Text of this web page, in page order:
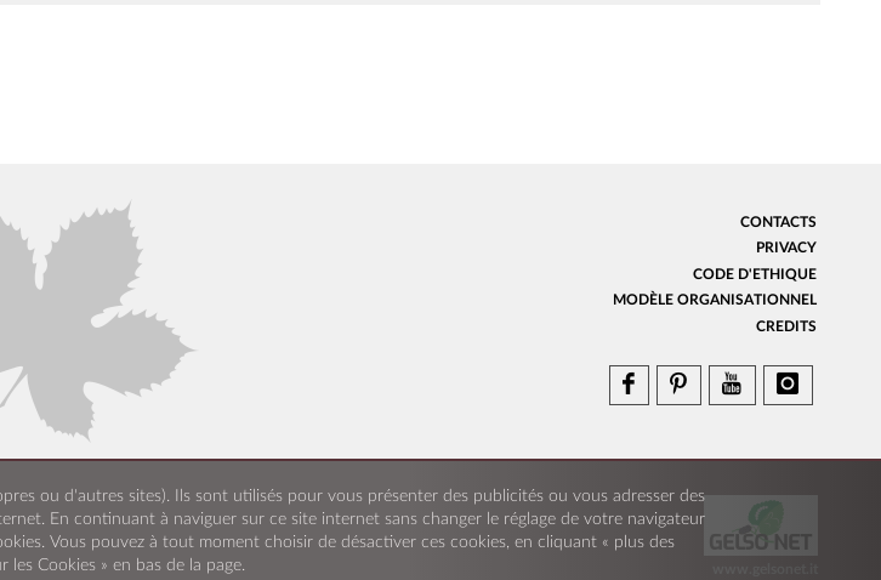
ou d'autres sites). Ils sont utilisés pour vous présenter des publicités ou vous adresser des
En continuant à naviguer sur ce site internet sans changer le réglage de votre navigateur
Vous pouvez à tout moment choisir de désactiver ces cookies, en cliquant « plus des
les Cookies » en bas de la page.
CONTACTS
PRIVACY
CODE D'ETHIQUE
MODÈLE ORGANISATIONNEL
CREDITS